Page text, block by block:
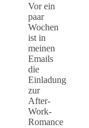
Vor ein
paar
Wochen
ist in
meinen
Emails
die
Einladung
zur
After-
Work-
Romance